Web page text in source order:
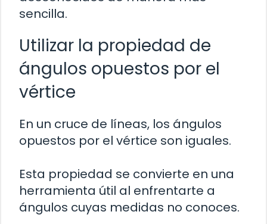
sencilla.
Utilizar la propiedad de
ángulos opuestos por el
vértice
En un cruce de líneas, los ángulos
opuestos por el vértice son iguales.
Esta propiedad se convierte en una
herramienta útil al enfrentarte a
ángulos cuyas medidas no conoces.